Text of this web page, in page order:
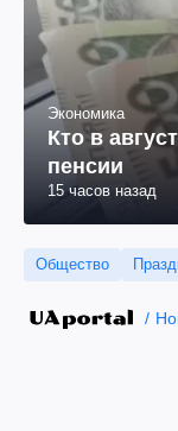
Экономика
Кто в
пенсии
15 часов назад
Общество